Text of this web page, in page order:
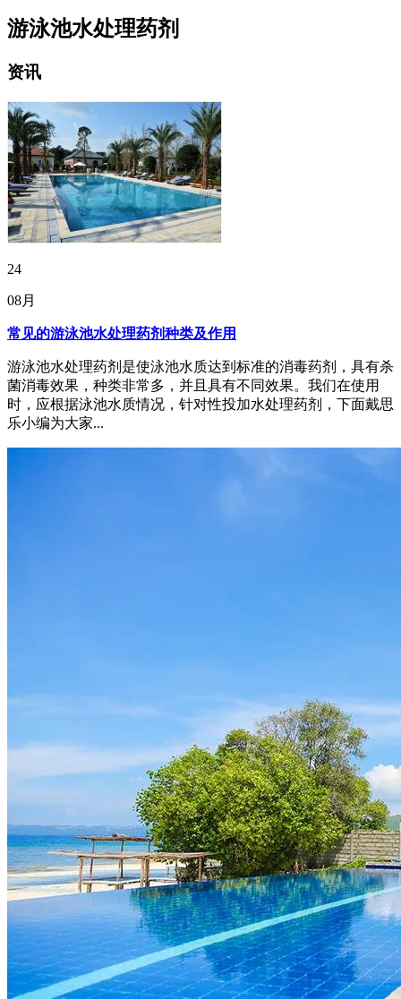
游泳池水处理药剂
资讯
24
08月
常见的游泳池水处理药剂种类及作用
游泳池水处理药剂是使泳池水质达到标准的消毒药剂，具有杀
菌消毒效果，种类非常多，并且具有不同效果。我们在使用
时，应根据泳池水质情况，针对性投加水处理药剂，下面戴思
乐小编为大家...